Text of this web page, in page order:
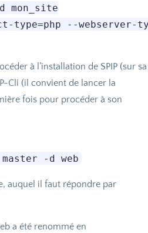
mon_site
--webserver-
à l’installation de SPIP (sur sa
-Cli (il convient de lancer la
fois pour procéder à son
auquel il faut répondre par
a été renommé en